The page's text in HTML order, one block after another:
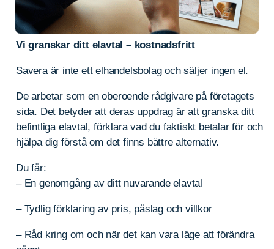
Vi granskar ditt elavtal – kostnadsfritt
Savera är inte ett elhandelsbolag och säljer ingen el.
De arbetar som en oberoende rådgivare på företagets
sida. Det betyder att deras uppdrag är att granska ditt
befintliga elavtal, förklara vad du faktiskt betalar för och
hjälpa dig förstå om det finns bättre alternativ.
Du får:
– En genomgång av ditt nuvarande elavtal
– Tydlig förklaring av pris, påslag och villkor
– Råd kring om och när det kan vara läge att förändra